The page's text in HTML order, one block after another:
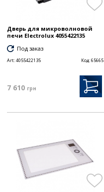
Дверь для микроволновой
печи Electrolux 4055422135
Под заказ
Art:4055422135 Код:65665
7 610 грн